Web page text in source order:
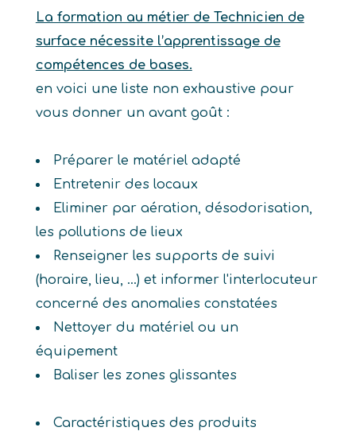
La formation au métier de Technicien de
surface nécessite l’apprentissage de
compétences de bases.
en voici une liste non exhaustive pour
vous donner un avant goût :
Préparer le matériel adapté
Entretenir des locaux
Eliminer par aération, désodorisation,
les pollutions de lieux
Renseigner les supports de suivi
(horaire, lieu, ...) et informer l'interlocuteur
concerné des anomalies constatées
Nettoyer du matériel ou un
équipement
Baliser les zones glissantes
Caractéristiques des produits